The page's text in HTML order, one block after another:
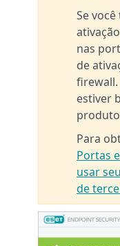
Se
nas
de
firewall.
estiver
Para
Portas
usar
de